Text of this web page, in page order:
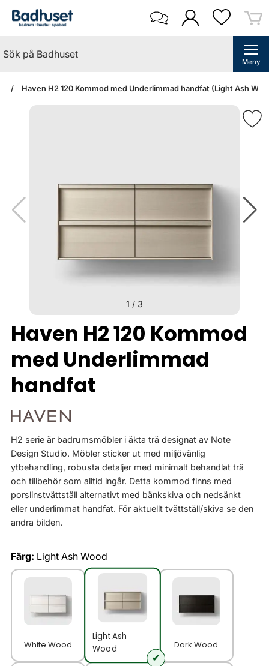
Meny
Haven H2 120 Kommod med Underlimmad handfat (Light Ash
1 / 3
Haven H2 120 Kommod
med Underlimmad
handfat
H2 serie är badrumsmöbler i äkta trä designat av Note
Design Studio. Möbler sticker ut med miljövänlig
ytbehandling, robusta detaljer med minimalt behandlat trä
och tillbehör som alltid ingår. Detta kommod finns med
porslinstvättställ alternativt med bänkskiva och nedsänkt
eller underlimmat handfat. För aktuellt tvättställ/skiva se den
andra bilden.
Färg: Light Ash Wood
White Wood
Light Ash
Wood
Dark Wood